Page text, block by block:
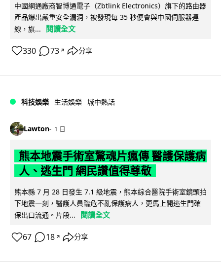
中國網通廠商智博通電子（Zbtlink Electronics）旗下的路由器
產品爆出嚴重安全漏洞，被發現每 35 秒便會與中國伺服器連
線，旗...
閱讀全文
330 73 ↗ 分享
科技娛樂 生活娛樂 城中熱話
Lawton 1 日
熊本地震手術室驚魂片瘋傳 醫護保護病
人、逃生門 網民讚值得尊敬
熊本縣 7 月 28 日發生 7.1 級地震，熊本綜合醫院手術室鏡頭拍
下地震一刻，醫護人員臨危不亂保護病人，更馬上開逃生門確
保出口流通。片段...
閱讀全文
67 18 ↗ 分享